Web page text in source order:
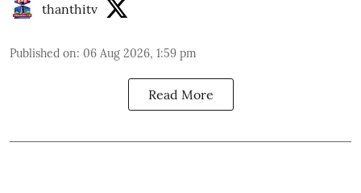
thanthitv
Published on: 06 Aug 2026, 1:59 pm
Read More